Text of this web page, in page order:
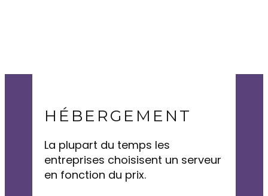
HÉBERGEMENT
La plupart du temps les
entreprises choisisent un serveur
en fonction du prix.